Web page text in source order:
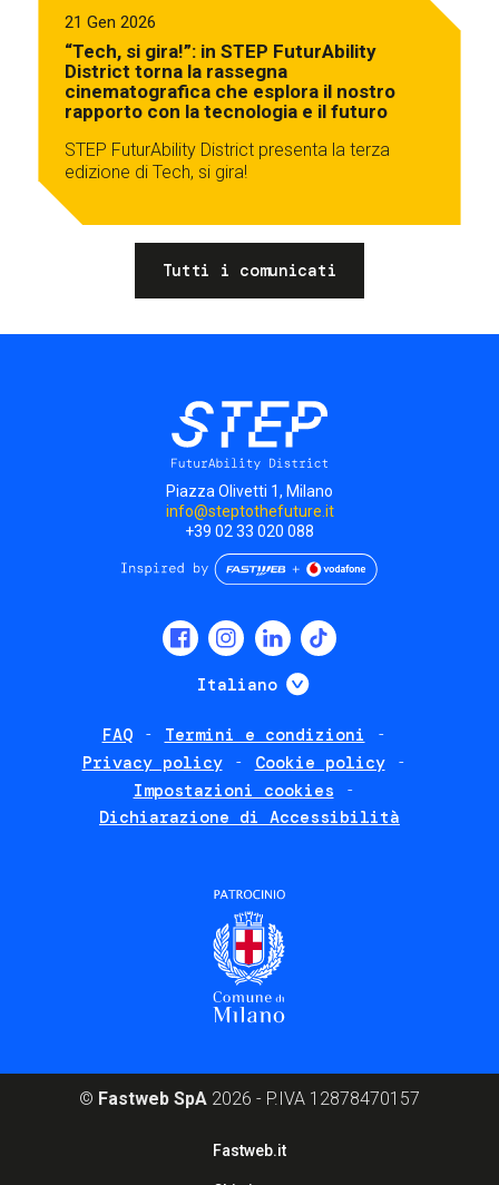
21 Gen 2026
“Tech, si gira!”: in STEP FuturAbility
District torna la rassegna
cinematografica che esplora il nostro
rapporto con la tecnologia e il futuro
STEP FuturAbility District presenta la terza
edizione di Tech, si gira!
Tutti i comunicati
Piazza Olivetti 1, Milano
info@steptothefuture.it
+39 02 33 020 088
Italiano Mostra ulteriori
FAQ
Termini e condizioni
Privacy policy
Cookie policy
Impostazioni cookies
Dichiarazione di Accessibilità
© Fastweb SpA 2026 - P.IVA 12878470157
Fastweb.it